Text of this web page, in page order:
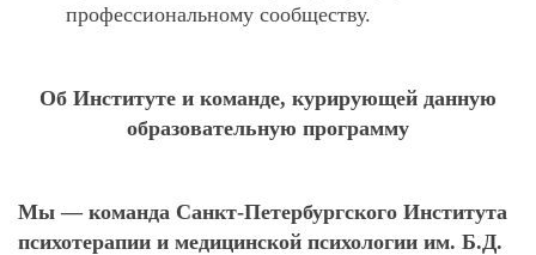
профессиональному сообществу.
Об Институте и команде, курирующей данную
образовательную программу
Мы — команда Санкт-Петербургского Института
психотерапии и медицинской психологии им. Б.Д.